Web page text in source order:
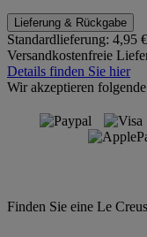
Lieferung & Rückgabe
Standardlieferung: 4,95
Versandkostenfreie
Details finden Sie hier
Wir akzeptieren
Finden Sie eine Le